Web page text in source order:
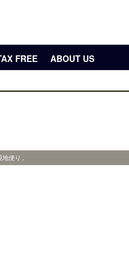
FREE ABOUT US
地便り ,